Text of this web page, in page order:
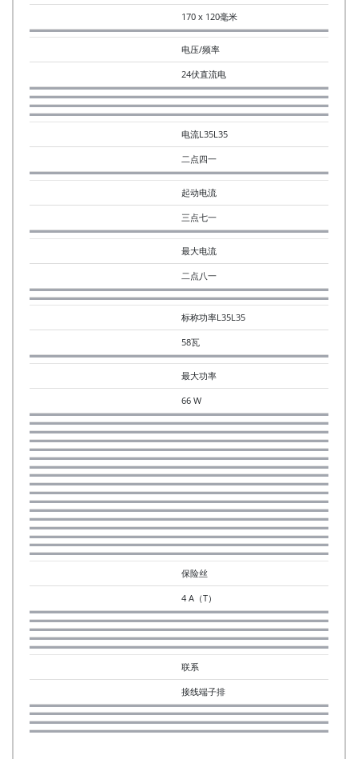
170 x 120毫米
电压/频率
24伏直流电
电流L35L35
二点四一
起动电流
三点七一
最大电流
二点八一
标称功率L35L35
58瓦
最大功率
66 W
保险丝
4 A（T）
联系
接线端子排